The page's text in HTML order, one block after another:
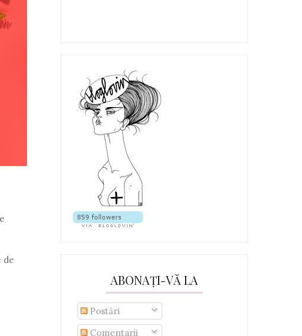
de
ABONAȚI-VĂ LA
Postări
Comentarii